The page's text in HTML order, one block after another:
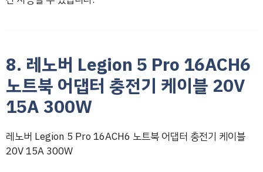
8. 레노버 Legion 5 Pro 16ACH6
노트북 어댑터 충전기 케이블 20V
15A 300W
레노버 Legion 5 Pro 16ACH6 노트북 어댑터 충전기 케이블
20V 15A 300W